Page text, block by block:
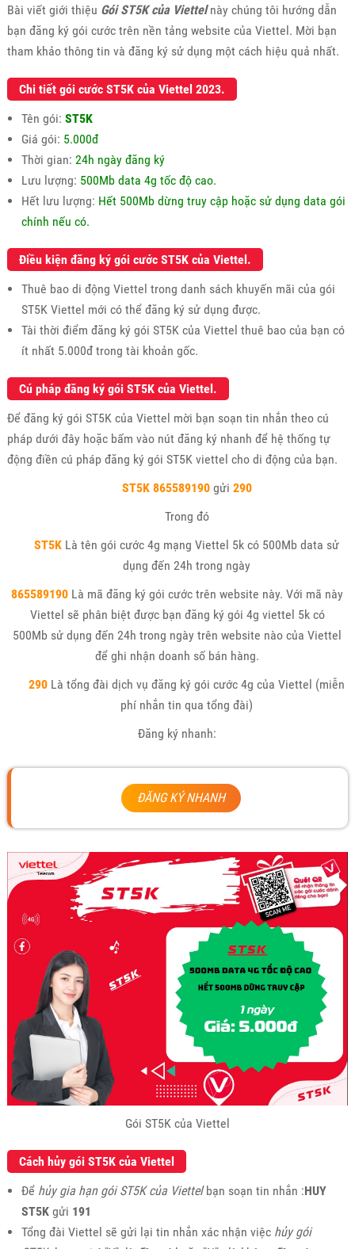
Bài viết giới thiệu Gói ST5K của Viettelnày chúng tôi hướng dẫn
bạn đăng ký gói cước trên nền tảng website của Viettel. Mời bạn
tham khảo thông tin và đăng ký sử dụng một cách hiệu quả nhất.
Chi tiết gói cước ST5K của Viettel 2023.
Tên gói: ST5K
Giá gói: 5.000đ
Thời gian: 24h ngày đăng ký
Lưu lượng: 500Mb data 4g tốc độ cao.
Hết lưu lượng: Hết 500Mb dừng truy cập hoặc sử dụng data gói
chính nếu có.
Điều kiện đăng ký gói cước ST5K của Viettel.
Thuê bao di động Viettel trong danh sách khuyến mãi của gói
ST5K Viettel mới có thể đăng ký sử dụng được.
Tài thời điểm đăng ký gói ST5K của Viettel thuê bao của bạn có
ít nhất 5.000đ trong tài khoản gốc.
Cú pháp đăng ký gói ST5K của Viettel.
Để đăng ký gói ST5K của Viettel mời bạn soạn tin nhắn theo cú
pháp dưới đây hoặc bấm vào nút đăng ký nhanh để hệ thống tự
động điền cú pháp đăng ký gói ST5K viettel cho di động của bạn.
ST5K 865589190 gửi 290
Trong đó
ST5K Là tên gói cước 4g mạng Viettel 5k có 500Mb data sử
dụng đến 24h trong ngày
865589190 Là mã đăng ký gói cước trên website này. Với mã này
Viettel sẽ phân biệt được bạn đăng ký gói 4g viettel 5k có
500Mb sử dụng đến 24h trong ngày trên website nào của Viettel
để ghi nhận doanh số bán hàng.
290 Là tổng đài dịch vụ đăng ký gói cước 4g của Viettel (miễn
phí nhắn tin qua tổng đài)
Đăng ký nhanh:
ĐĂNG KÝ NHANH
Gói ST5K của Viettel
Cách hủy gói ST5K của Viettel
Để hủy gia hạn gói ST5K của Viettelbạn soạn tin nhắn :HUY
ST5K gửi 191
Tổng đài Viettel sẽ gửi lại tin nhắn xác nhận việc hủy gói